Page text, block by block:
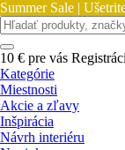
Summer Sale |
10 € pre vás
Kategórie
Miestnosti
Akcie a zľavy
Inšpirácia
Návrh interiéru